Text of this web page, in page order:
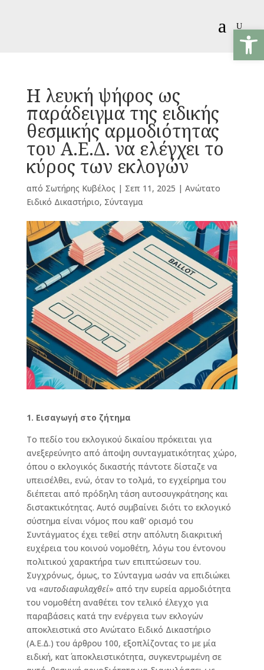
a U
Η λευκή ψήφος ως
παράδειγμα της ειδικής
θεσμικής αρμοδιότητας
του Α.Ε.Δ. να ελέγχει το
κύρος των εκλογών
από Σωτήρης Κυβέλος | Σεπ 11, 2025 | Ανώτατο
Ειδικό Δικαστήριο, Σύνταγμα
1. Εισαγωγή στο ζήτημα
Το πεδίο του εκλογικού δικαίου πρόκειται για
ανεξερεύνητο από άποψη συνταγματικότητας χώρο,
όπου ο εκλογικός δικαστής πάντοτε δίσταζε να
υπεισέλθει, ενώ, όταν το τολμά, το εγχείρημα του
διέπεται από πρόδηλη τάση αυτοσυγκράτησης και
διστακτικότητας. Αυτό συμβαίνει διότι το εκλογικό
σύστημα είναι νόμος που καθ’ ορισμό του
Συντάγματος έχει τεθεί στην απόλυτη διακριτική
ευχέρεια του κοινού νομοθέτη, λόγω του έντονου
πολιτικού χαρακτήρα των επιπτώσεων του.
Συγχρόνως, όμως, το Σύνταγμα ωσάν να επιδιώκει
να «αυτοδιαφυλαχθεί» από την ευρεία αρμοδιότητα
του νομοθέτη αναθέτει τον τελικό έλεγχο για
παραβάσεις κατά την ενέργεια των εκλογών
αποκλειστικά στο Ανώτατο Ειδικό Δικαστήριο
(Α.Ε.Δ.) του άρθρου 100, εξοπλίζοντας το με μία
ειδική, κατ΄ αποκλειστικότητα, συγκεντρωμένη σε